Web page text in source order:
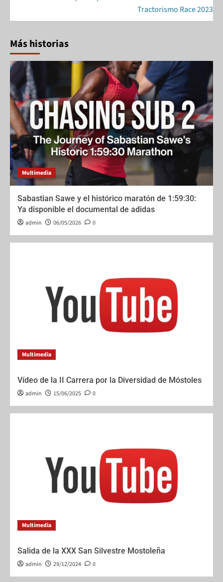
Tractorismo Race 2023
Más historias
Multimedia
Sabastian Sawe y el histórico maratón de 1:59:30:
Ya disponible el documental de adidas
admin 06/05/2026 0
Multimedia
Vídeo de la II Carrera por la Diversidad de Móstoles
admin 15/06/2025 0
Multimedia
Salida de la XXX San Silvestre Mostoleña
admin 29/12/2024 0